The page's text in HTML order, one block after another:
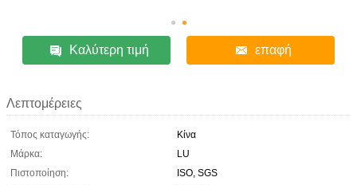
Καλύτερη τιμή επαφή
Λεπτομέρειες
Τόπος καταγωγής:
Κίνα
Μάρκα:
LU
Πιστοποίηση:
ISO, SGS